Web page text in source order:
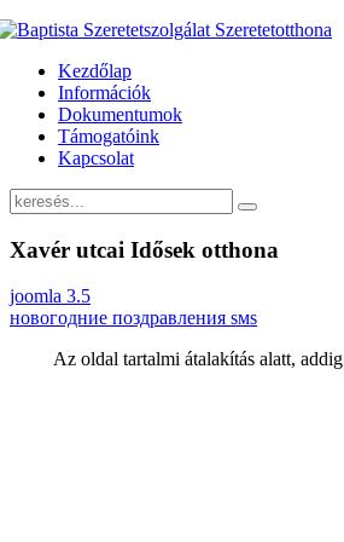
Kezdőlap
Információk
Dokumentumok
Támogatóink
Kapcsolat
Xavér utcai Idősek otthona
joomla 3.5
новогодние поздравления sмs
Az oldal tartalmi átalakítás alatt,